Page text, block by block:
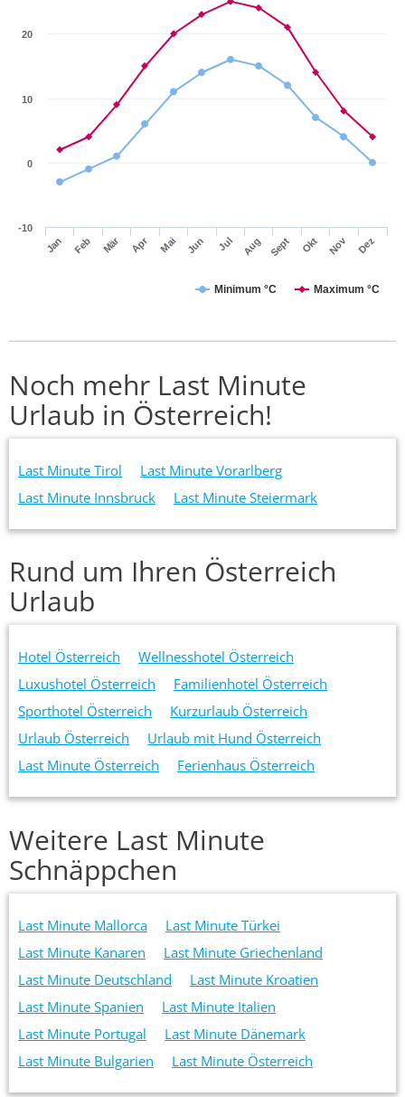
Minimum °C Maximum °C
Jan Feb Mär Apr Mai Jun Jul Aug Sept Okt Nov Dez
0
10
20
-10
Noch mehr Last Minute
Urlaub in Österreich!
Last Minute Tirol
Last Minute Vorarlberg
Last Minute Innsbruck
Last Minute Steiermark
Rund um Ihren Österreich
Urlaub
Hotel Österreich
Wellnesshotel Österreich
Luxushotel Österreich
Familienhotel Österreich
Sporthotel Österreich
Kurzurlaub Österreich
Urlaub Österreich
Urlaub mit Hund Österreich
Last Minute Österreich
Ferienhaus Österreich
Weitere Last Minute
Schnäppchen
Last Minute Mallorca
Last Minute Türkei
Last Minute Kanaren
Last Minute Griechenland
Last Minute Deutschland
Last Minute Kroatien
Last Minute Spanien
Last Minute Italien
Last Minute Portugal
Last Minute Dänemark
Last Minute Bulgarien
Last Minute Österreich